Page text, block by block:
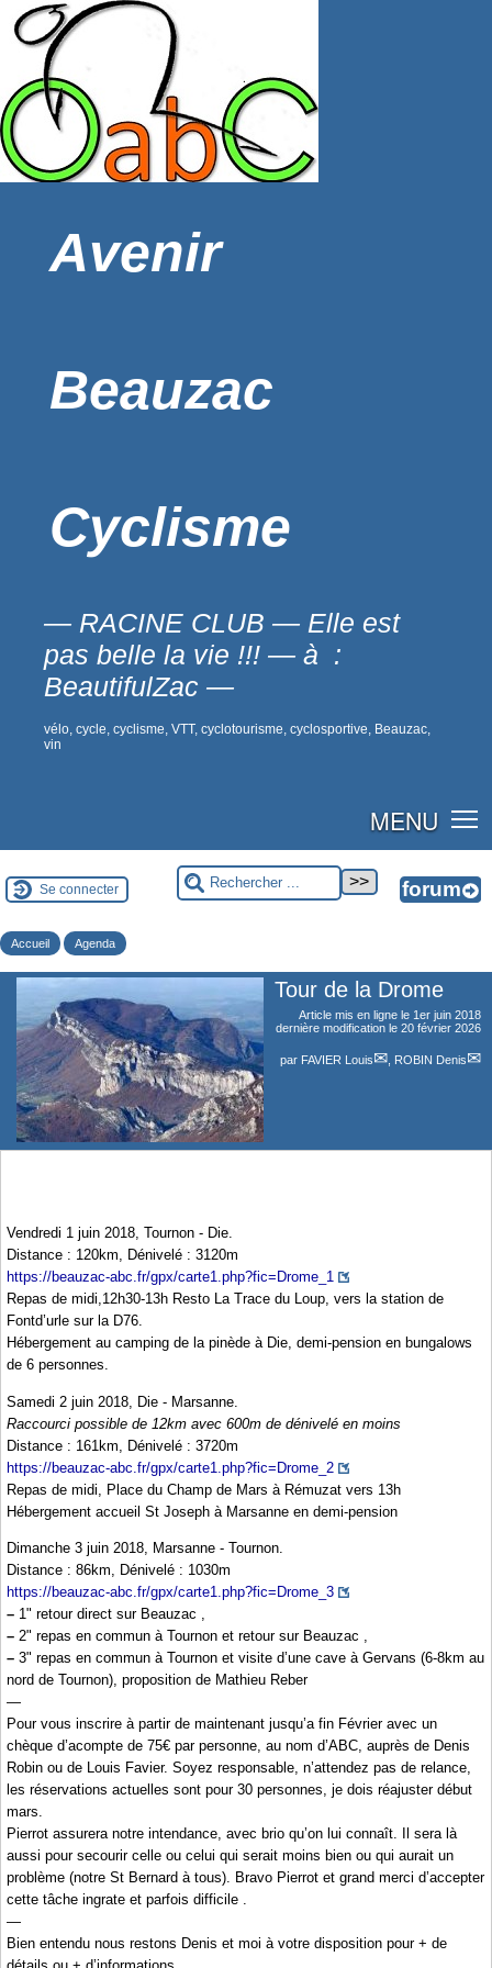
Avenir
Beauzac
Cyclisme
— RACINE CLUB — Elle est
pas belle la vie !!! — à :
BeautifulZac —
vélo, cycle, cyclisme, VTT, cyclotourisme, cyclosportive, Beauzac,
vin
MENU
Se connecter
Accueil Agenda
Tour de la Drome
Article mis en ligne le 1er juin 2018
dernière modification le 20 février 2026
par FAVIER Louis ROBIN Denis
Vendredi 1 juin 2018, Tournon - Die.
Distance : 120km, Dénivelé : 3120m
https://beauzac-abc.fr/gpx/carte1.php?fic=Drome_1
Repas de midi,12h30-13h Resto La Trace du Loup, vers la station de
Fontd’urle sur la D76.
Hébergement au camping de la pinède à Die, demi-pension en bungalows
de 6 personnes.
Samedi 2 juin 2018, Die - Marsanne.
Raccourci possible de 12km avec 600m de dénivelé en moins
Distance : 161km, Dénivelé : 3720m
https://beauzac-abc.fr/gpx/carte1.php?fic=Drome_2
Repas de midi, Place du Champ de Mars à Rémuzat vers 13h
Hébergement accueil St Joseph à Marsanne en demi-pension
Dimanche 3 juin 2018, Marsanne - Tournon.
Distance : 86km, Dénivelé : 1030m
https://beauzac-abc.fr/gpx/carte1.php?fic=Drome_3
– 1" retour direct sur Beauzac ,
– 2" repas en commun à Tournon et retour sur Beauzac ,
– 3" repas en commun à Tournon et visite d’une cave à Gervans (6-8km au
nord de Tournon), proposition de Mathieu Reber
—
Pour vous inscrire à partir de maintenant jusqu’a fin Février avec un
chèque d’acompte de 75€ par personne, au nom d’ABC, auprès de Denis
Robin ou de Louis Favier. Soyez responsable, n’attendez pas de relance,
les réservations actuelles sont pour 30 personnes, je dois réajuster début
mars.
Pierrot assurera notre intendance, avec brio qu’on lui connaît. Il sera là
aussi pour secourir celle ou celui qui serait moins bien ou qui aurait un
problème (notre St Bernard à tous). Bravo Pierrot et grand merci d’accepter
cette tâche ingrate et parfois difficile .
—
Bien entendu nous restons Denis et moi à votre disposition pour + de